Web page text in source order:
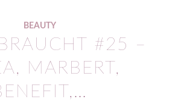
BEAUTY
#25 –
MARBERT,